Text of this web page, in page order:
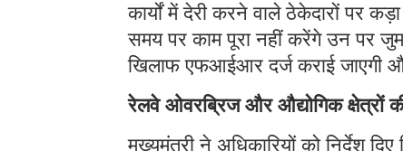
कार्यों में देरी करने वाले ठेकेदारों पर
समय पर काम पूरा नहीं करेंगे उन पर
खिलाफ एफआईआर दर्ज कराई जाएगी
रेलवे ओवरब्रिज और औद्योगिक क्षेत्रों
मुख्यमंत्री ने अधिकारियों को निर्देश